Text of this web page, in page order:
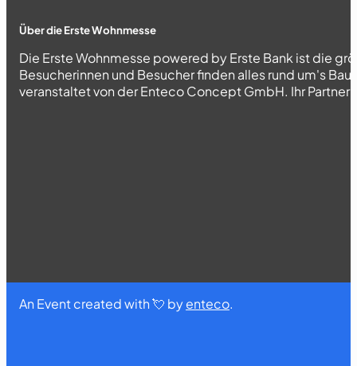
Über die Erste Wohnmesse
Die Erste Wohnmesse powered by Erste Bank ist die
Besucherinnen und Besucher finden alles rund um's
veranstaltet von der Enteco Concept GmbH. Ihr Partner
An Event created with 💘 byenteco.